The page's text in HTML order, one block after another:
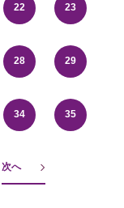
22 23
28 29
34 35
次へ